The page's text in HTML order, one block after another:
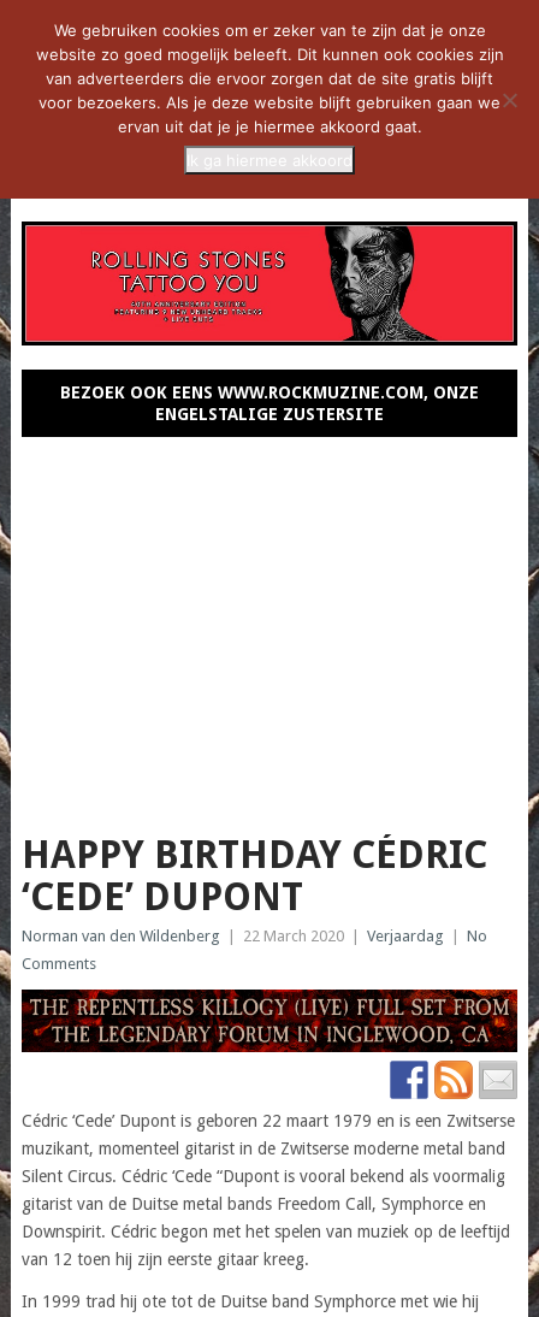
BEZOEK OOK EENS WWW.ROCKMUZINE.COM, ONZE
ENGELSTALIGE ZUSTERSITE
HAPPY BIRTHDAY CÉDRIC
‘CEDE’ DUPONT
Norman van den Wildenberg 22 March 2020 Verjaardag
No
Comments
Cédric ‘Cede’ Dupont is geboren 22 maart 1979 en is een Zwitserse
muzikant, momenteel gitarist in de Zwitserse moderne metal band
Silent Circus. Cédric ‘Cede “Dupont is vooral bekend als voormalig
gitarist van de Duitse metal bands Freedom Call, Symphorce en
Downspirit. Cédric begon met het spelen van muziek op de leeftijd
van 12 toen hij zijn eerste gitaar kreeg.
In 1999 trad hij ote tot de Duitse band Symphorce met wie hij
We gebruiken cookies om er zeker van te zijn dat je onze
website zo goed mogelijk beleeft. Dit kunnen ook cookies zijn
van adverteerders die ervoor zorgen dat de site gratis blijft
voor bezoekers. Als je deze website blijft gebruiken gaan we
ervan uit dat je je hiermee akkoord gaat.
Ik ga hiermee akkoord